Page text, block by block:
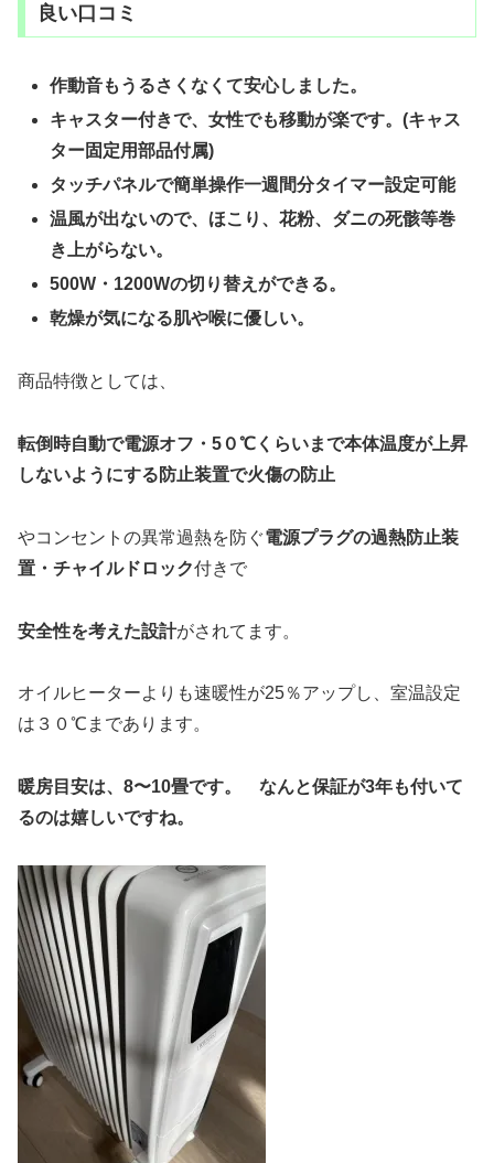
良い口コミ
作動音もうるさくなくて安心しました。
キャスター付きで、女性でも移動が楽です。(キャス
ター固定用部品付属)
タッチパネルで簡単操作一週間分タイマー設定可能
温風が出ないので、ほこり、花粉、ダニの死骸等巻
き上がらない。
500W・1200Wの切り替えができる。
乾燥が気になる肌や喉に優しい。
商品特徴としては、
転倒時自動で電源オフ ・5０℃くらいまで本体温度が上昇
しないようにする防止装置で火傷の防止
やコンセントの異常過熱を防ぐ電源プラグの過熱防止装
置・チャイルドロック付きで
安全性を考えた設計がされてます。
オイルヒーターよりも速暖性が25％アップし、室温設定
は３０℃まであります。
暖房目安は、8〜10畳です。 なんと保証が3年も付いて
るのは嬉しいですね。